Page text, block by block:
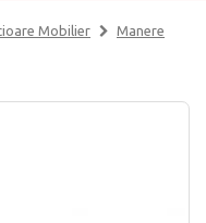
Mobilier
Manere